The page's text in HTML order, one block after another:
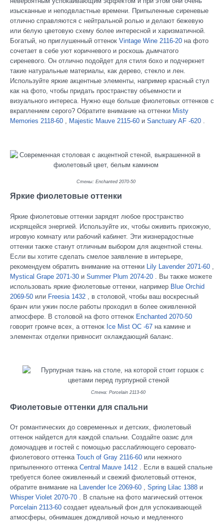
изысканные и неподвластные времени. Припыленные сиреневые
отлично справляются с нейтральной ролью и делают бежевую
или белую цветовую схему более интересной и харизматичной.
Богатый, но приглушенный оттенок Vintage Wine 2116-20 на фото
сочетает в себе уют коричневого и роскошь дымчатого
сиреневого. Он отлично подойдет для стиля бохо и подчеркнет
такие натуральные материалы, как дерево, стекло и лен.
Используйте яркие акцентные элементы, например красный стул
как на фото, чтобы придать пространству объемности и
визуального интереса. Нужно еще больше фиолетовых оттенков с
вкраплением серого? Обратите внимание на оттенки Misty
Memories 2118-60 , Majestic Mauve 2115-60 и Sanctuary AF -620 .
Стены: Enchanted 2070-50
Яркие фиолетовые оттенки
Яркие фиолетовые оттенки зарядят любое пространство
искрящейся энергией. Используйте их, чтобы оживить прихожую,
игровую комнату или рабочий кабинет. Эти жизнерадостные
оттенки также станут отличным выбором для акцентной стены.
Если вы хотите сделать смелое заявление в интерьере,
рекомендуем обратить внимание на оттенки
Lily Lavender 2071-60
Mystical Grape 2071-30 и Summer Plum 2074-20
. Вы также можете
использовать яркие фиолетовые оттенки, например Blue Orchid
2069-50 или Freesia 1432
, в столовой, чтобы ваш воскресный
бранч или ужин после работы проходил в более оживленной
атмосфере. В столовой на фото оттенок Enchanted 2070-50
говорит громче всех, а оттенок Ice Mist OC -67 на камине и
элементах отделки привносит охлаждающий баланс.
Стена: Porcelain 2113-60
Фиолетовые оттенки для спальни
От романтических до современных и детских, фиолетовый
оттенок найдется для каждой спальни. Создайте оазис для
домочадцев и гостей с помощью расслабляющего серовато-
фиолетового оттенка Touch of Gray 2116-60 или нежного
припыленного оттенка Central Mauve 1412 . Если в вашей спальне
требуется более оживленный и свежий фиолетовый оттенок,
обратите внимание на Lavender Ice 2069-60 , Spring Lilac 1388 и
Whisper Violet 2070-70 . В спальне на фото магический оттенок
Porcelain 2113-60 создает идеальный фон для успокаивающей
атмосферы, обнимашек дождливой ночью и медленного